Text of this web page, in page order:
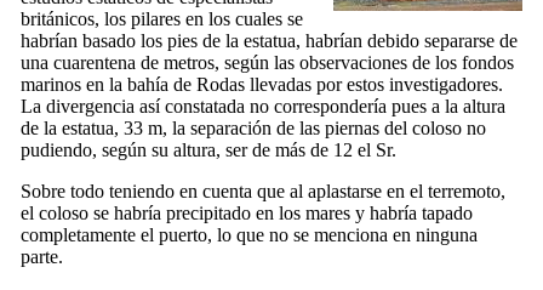
británicos, los pilares en los cuales se
habrían basado los pies de la estatua, habrían debido separarse de
una cuarentena de metros, según las observaciones de los fondos
marinos en la bahía de Rodas llevadas por estos investigadores.
La divergencia así constatada no correspondería pues a la altura
de la estatua, 33 m, la separación de las piernas del coloso no
pudiendo, según su altura, ser de más de 12 el Sr.
Sobre todo teniendo en cuenta que al aplastarse en el terremoto,
el coloso se habría precipitado en los mares y habría tapado
completamente el puerto, lo que no se menciona en ninguna
parte.